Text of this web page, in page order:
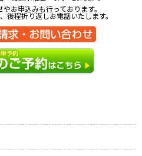
お申込みも行っております。
後程折り返しお電話いたします。